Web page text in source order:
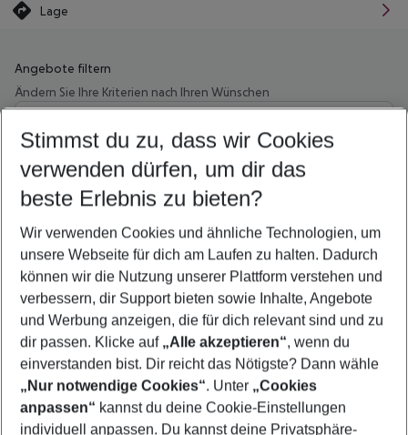
Lage
Angebote filtern
Ändern Sie Ihre Kriterien nach Ihren Wünschen
Beliebiger Abflughafen
Wähle deinen Reisezeitraum
5-8 Nächte
2 Erwachsene Keine Kinder
Mehr Filter anzeigen
Footer
Footer navigation
Stimmst du zu, dass wir Cookies
verwenden dürfen, um dir das
beste Erlebnis zu bieten?
Wir verwenden Cookies und ähnliche Technologien, um
unsere Webseite für dich am Laufen zu halten. Dadurch
können wir die Nutzung unserer Plattform verstehen und
verbessern, dir Support bieten sowie Inhalte, Angebote
und Werbung anzeigen, die für dich relevant sind und zu
dir passen. Klicke auf „Alle akzeptieren“, wenn du
einverstanden bist. Dir reicht das Nötigste? Dann wähle
„Nur notwendige Cookies“. Unter „Cookies
anpassen“ kannst du deine Cookie-Einstellungen
individuell anpassen. Du kannst deine Privatsphäre-